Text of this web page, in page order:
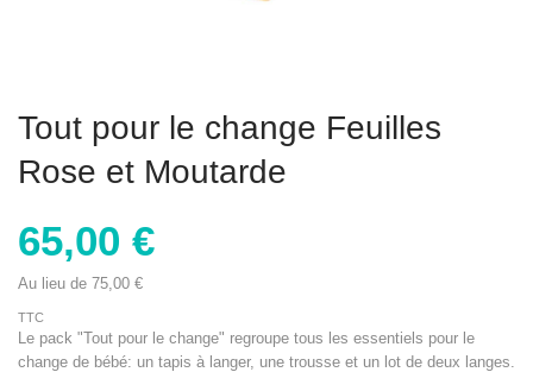
Tout pour le change Feuilles
Rose et Moutarde
65,00 €
Au lieu de 75,00 €
TTC
Le pack "Tout pour le change" regroupe tous les essentiels pour le
change de bébé: un tapis à langer, une trousse et un lot de deux langes.